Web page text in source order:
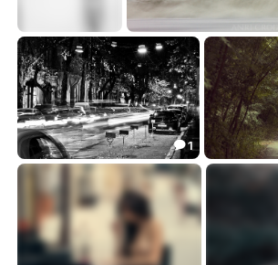
Утренние истории...
21.22
Штормовой сезон...
20.28
Час пик
 1
Woman in